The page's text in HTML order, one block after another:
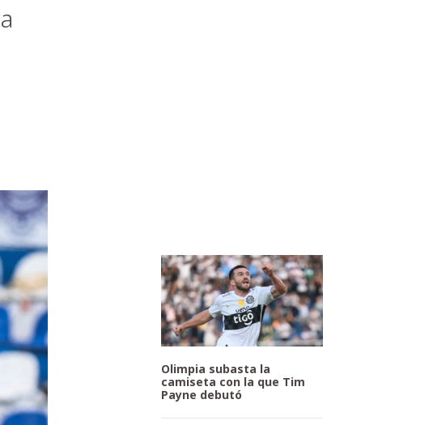
Olimpia subasta la
camiseta con la que Tim
Payne debutó